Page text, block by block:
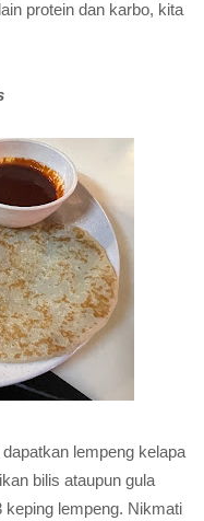
protein dan karbo, kita
lempeng kelapa
bilis ataupun gula
keping lempeng. Nikmati